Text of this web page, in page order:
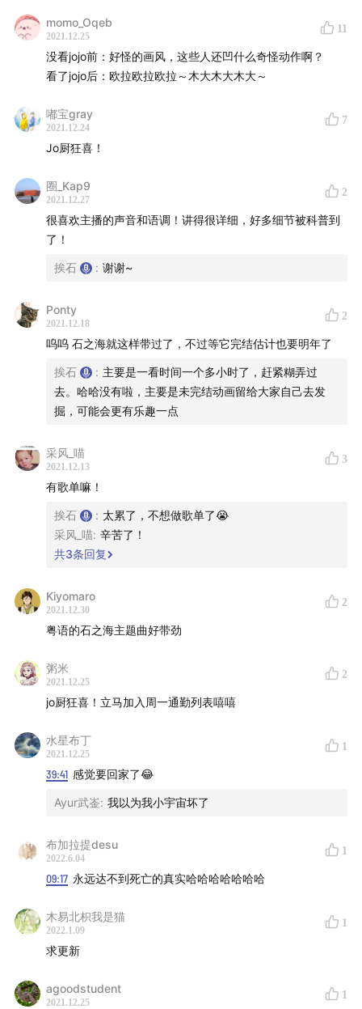
55:09吉良吉影及替身的原型是 Queen 和 David
Bowie
57:42岸边露伴 & Knockin' on Heaven's Door
63:36隐身宝宝 Achtung Baby
68:53第五部《黄金之风》故事梗概
70:58绯红之王 & 克里姆森国王
75:33 一部叫做《水牛城 66》的电影
80:21Outro: 石之海 OP 粤语版
🎵本期出现的音乐：
Tosca - Suzuki
Yes - Roundabout
Allegaeon - Roundabout (Yes Cover)
Enigma - Return to Innocence
George Michael - Careless Whisper
AC/DC - Hells Bells
Iggy Pop - Lust For Life
Kenny G - Going Home
Guns'n'Roses - Knockin' On Heaven's Door
Pet Shop Boys - Go West
Pink Floyd - Shine On You Crazy Diamond
Queen - Another One Bites The Dust
Red Hot Chili Peppers - Otherside
Santana - Smooth ft. Rob Thomas
The Cars - Drive
Wham! - Last Christmas
King Crimson - I Talk to the Wind
King Crimson - Moonchild
师欣 - 石之海 OP 粤语版（原地址：
www.bilibili.com
BGM: Night City Hip Hop Jazz（原地址：
momo_Oqeb
2021.12.25
11
没看jojo前：好怪的画风，这些人还凹什么奇怪动作啊？
看了jojo后：欧拉欧拉欧拉～木大木大木大～
嘟宝gray
2021.12.24
7
Jo厨狂喜！
圈_Kap9
2021.12.27
2
很喜欢主播的声音和语调！讲得很详细，好多细节被科普到
了！
挨石 : 谢谢~
Ponty
2021.12.18
2
呜呜 石之海就这样带过了，不过等它完结估计也要明年了
挨石 : 主要是一看时间一个多小时了，赶紧糊弄过
去。哈哈没有啦，主要是未完结动画留给大家自己去发
掘，可能会更有乐趣一点
采风_喵
2021.12.13
3
有歌单嘛！
挨石 : 太累了，不想做歌单了😭
采风_喵: 辛苦了！
共3条回复
Kiyomaro
2021.12.30
2
粤语的石之海主题曲好带劲
粥米
2021.12.25
2
jo厨狂喜！立马加入周一通勤列表嘻嘻
水星布丁
2021.12.25
1
39:41 感觉要回家了😂
Ayur武崟: 我以为我小宇宙坏了
布加拉提desu
2022.6.04
1
09:17 永远达不到死亡的真实哈哈哈哈哈哈哈
木易北枳我是猫
2022.1.09
1
求更新
agoodstudent
2021.12.25
1